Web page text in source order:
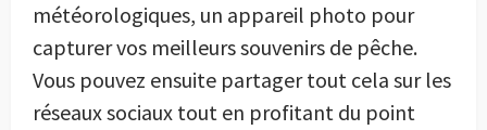
météorologiques, un appareil photo pour
capturer vos meilleurs souvenirs de pêche.
Vous pouvez ensuite partager tout cela sur les
réseaux sociaux tout en profitant du point